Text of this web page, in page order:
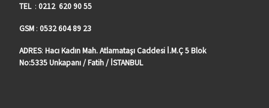
TEL : 0212 620 90 55
GSM: 0532604 89 23
ADRES: Hacı Kadın Mah. Atlamataşı Caddesi İ.M.Ç 5 Blok
No:5335Unkapanı /Fatih / İSTANBUL